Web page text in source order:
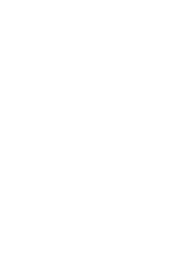
El jugador Álvaro Valles
programa deportivo de
acerca de su vuelta a casa
Uno de los temas
sido su relación con Pau
Miguel por los minutos en
ningún pero. Es muy
portería. Soy una persona
entrenamientos fluyan,
Doblas, entrenador de
porteros que componen la